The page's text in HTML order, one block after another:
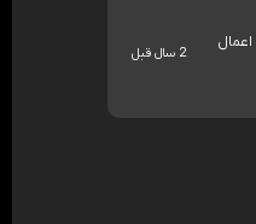
اعمال
2 سال قبل